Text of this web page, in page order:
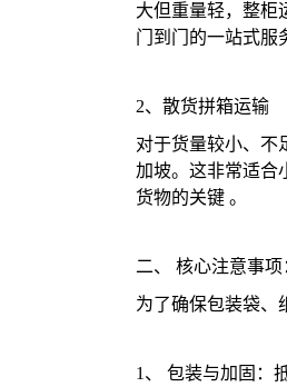
大但重量轻，整柜
门到门的一站式服
2、散货拼箱运输
对于货量较小、不
加坡。这非常适合
货物的关键 。
二、 核心注意事
为了确保包装袋、
1、 包装与加固：